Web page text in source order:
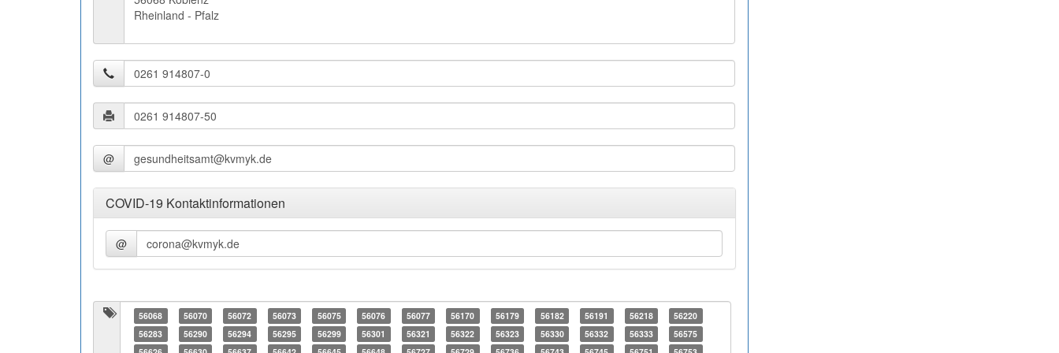
Rheinland - Pfalz
@
COVID-19 Kontaktinformationen
@
56068 56070 56072 56073 56075 56076 56077 56170 56179 56182 56191 56218
56220
56283
56290 56294 56295 56299 56301 56321 56322 56323 56330 56332 56333
56575